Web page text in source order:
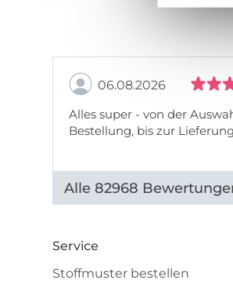
06.08.2026
Alles super - von der
Bestellung, bis zur
Alle 82968
Service
Stoffmuster bestellen